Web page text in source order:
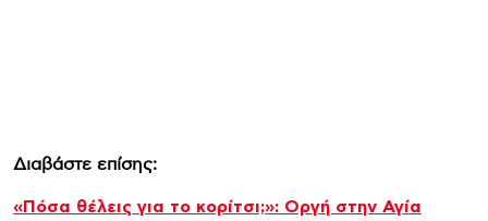
Διαβάστε επίσης:
«Πόσα θέλεις για το κορίτσι;»: Οργή στην Αγία